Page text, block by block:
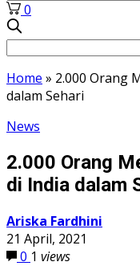
0
Home » 2.000 Orang
dalam Sehari
News
2.000 Orang
di India dalam
Ariska Fardhini
21 April, 2021
0 1 views